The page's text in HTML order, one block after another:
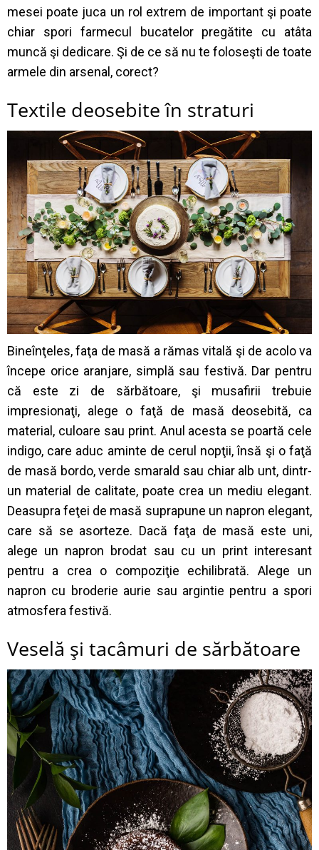
mesei poate juca un rol extrem de important şi poate
chiar spori farmecul bucatelor pregătite cu atâta
muncă şi dedicare. Şi de ce să nu te foloseşti de toate
armele din arsenal, corect?
Textile deosebite în straturi
Bineînţeles, faţa de masă a rămas vitală şi de acolo va
începe orice aranjare, simplă sau festivă. Dar pentru
că este zi de sărbătoare, şi musafirii trebuie
impresionaţi, alege o faţă de masă deosebită, ca
material, culoare sau print. Anul acesta se poartă cele
indigo, care aduc aminte de cerul nopţii, însă şi o faţă
de masă bordo, verde smarald sau chiar alb unt, dintr-
un material de calitate, poate crea un mediu elegant.
Deasupra feţei de masă suprapune un napron elegant,
care să se asorteze. Dacă faţa de masă este uni,
alege un napron brodat sau cu un print interesant
pentru a crea o compoziţie echilibrată. Alege un
napron cu broderie aurie sau argintie pentru a spori
atmosfera festivă.
Veselă şi tacâmuri de sărbătoare